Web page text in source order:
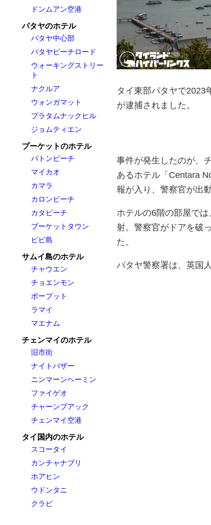
ドンムアン空港
パタヤのホテル
パタヤ中心部
パタヤビーチロード
ウォーキングストリー
ト
ナクルア
ウォンガマット
プラタムナックヒル
ジョムティエン
プーケットのホテル
パトンビーチ
マイカオ
カマラ
カロンビーチ
カタビーチ
プーケットタウン
ピピ島
サムイ島のホテル
チャウエン
チョエンモン
ボープット
ラマイ
マエナム
チェンマイのホテル
旧市街
ナイトバザー
ニンマーンヘーミン
ファイゲオ
チャーンプアック
チェンマイ空港
タイ国内のホテル
スコータイ
カンチャナブリ
ホアヒン
ウドンタニ
クラビ
タイ東部パタヤで2023
が逮捕されました。
事件が発生したのが、
あるホテル「Centara
報が入り、警察官が出
ホテルの6階の部屋で
射。警察官がドアを破
た。
パタヤ警察署は、英国